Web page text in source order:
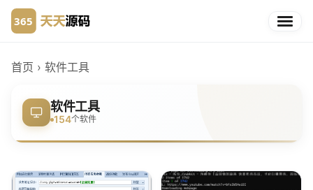
首页 › 软件工具
软件工具
154个软件